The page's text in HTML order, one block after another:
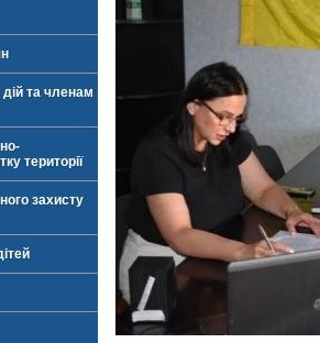
та членам
території
захисту